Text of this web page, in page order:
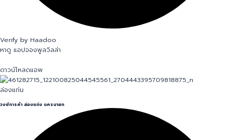
Verify by Haadoo
หาดู แอปจองพูลวิลล่า
ดาวน์โหลดแอพ
ล่องแก่น
วงษ์การค้า ล่องแก่ง นครนายก